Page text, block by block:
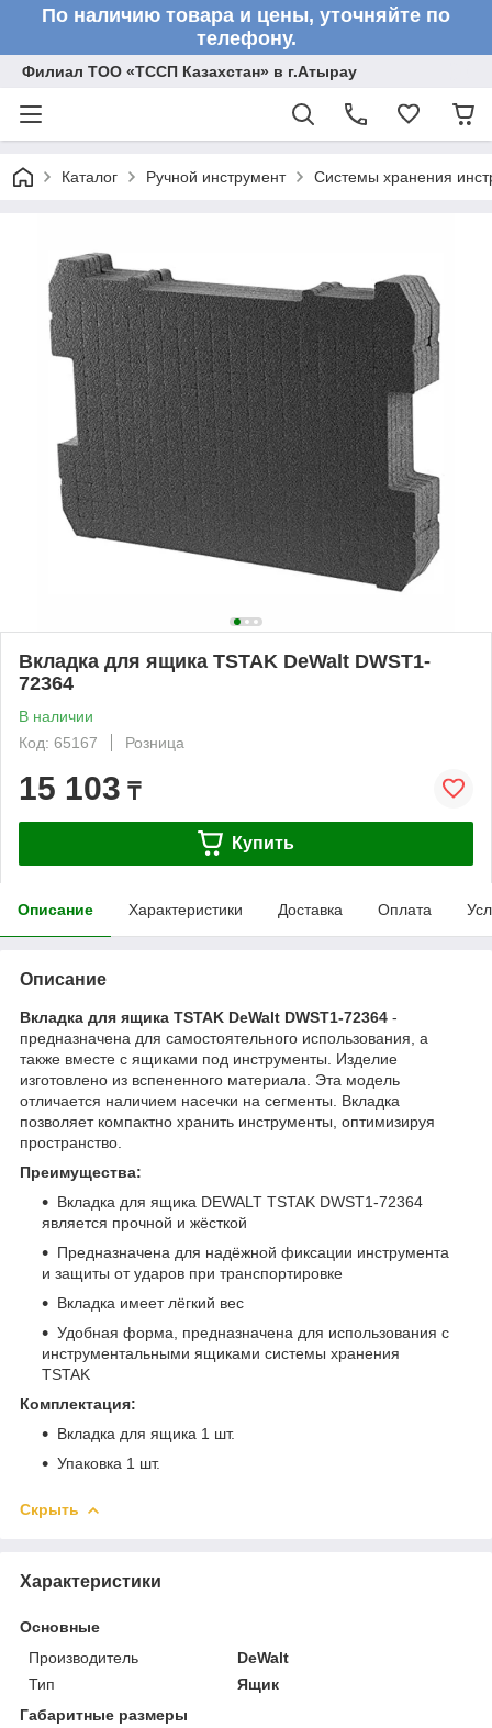
По наличию товара и цены, уточняйте по
телефону.
Филиал ТОО «ТССП Казахстан» в г.Атырау
Каталог Ручной инструмент Системы хранения
Вкладка для ящика TSTAK DeWalt DWST1-
72364
В наличии
Код: 65167
Розница
15 103 ₸
Купить
Описание Характеристики Доставка Оплата
Описание
Вкладка для ящика TSTAK DeWalt DWST1-72364 -
предназначена для самостоятельного использования, а
также вместе с ящиками под инструменты. Изделие
изготовлено из вспененного материала. Эта модель
отличается наличием насечки на сегменты. Вкладка
позволяет компактно хранить инструменты, оптимизируя
пространство.
Преимущества:
Вкладка для ящика DEWALT TSTAK DWST1-72364
является прочной и жёсткой
Предназначена для надёжной фиксации инструмента
и защиты от ударов при транспортировке
Вкладка имеет лёгкий вес
Удобная форма, предназначена для использования с
инструментальными ящиками системы хранения
TSTAK
Комплектация:
Вкладка для ящика 1 шт.
Упаковка 1 шт.
Скрыть
Характеристики
Основные
Производитель
DeWalt
Тип
Ящик
Габаритные размеры